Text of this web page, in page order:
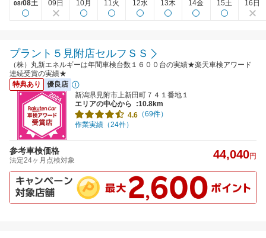
08/08土 09日 10月 11火 12水 13木 14金 15土 16日
プラント５見附店セルフＳＳ
（株）丸新エネルギーは年間車検台数１６００台の実績★楽天車検アワード
連続受賞の実績★
特典あり
優良店
新潟県見附市上新田町７４１番地１
エリアの中心から
:10.8km
4.6 （69件）
作業実績（24件）
参考車検価格
法定24ヶ月点検対象 44,040円